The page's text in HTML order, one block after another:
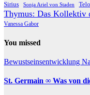
Sirius Sonja Ariel von Staden
Thymus: Das Kollektiv
Vanessa Gabor
You missed
Bewustseinsentwicklung
St. Germain ∞ Was von